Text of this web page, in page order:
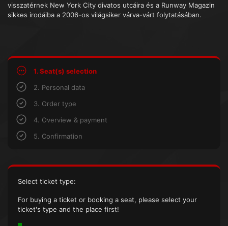
visszatérnek New York City divatos utcáira és a Runway Magazin
sikkes irodáiba a 2006-os világsiker várva-várt folytatásában.
1. Seat(s) selection
2. Personal data
3. Order type
4. Overview & payment
5. Confirmation
Select ticket type:
For buying a ticket or booking a seat, please select your
ticket's type and the place first!